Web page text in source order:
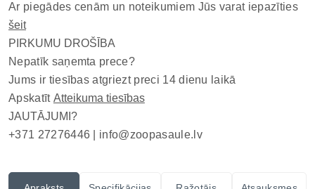
Ar piegādes cenām un noteikumiem Jūs varat iepazīties
šeit
PIRKUMU DROŠĪBA
Nepatīk saņemta prece?
Jums ir tiesības atgriezt preci 14 dienu laikā
Apskatīt Atteikuma tiesības
JAUTĀJUMI?
+371 27276446 | info@zoopasaule.lv